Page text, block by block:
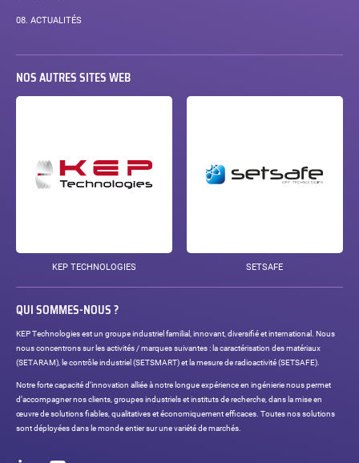
08. ACTUALITÉS
NOS AUTRES SITES WEB
KEP TECHNOLOGIES SETSAFE
QUI SOMMES-NOUS ?
KEP Technologies est un groupe industriel familial, innovant, diversifié et international. Nous
nous concentrons sur les activités / marques suivantes : la caractérisation des matériaux
(SETARAM), le contrôle industriel (SETSMART) et la mesure de radioactivité (SETSAFE).
Notre forte capacité d’innovation alliée à notre longue expérience en ingénierie nous permet
d’accompagner nos clients, groupes industriels et instituts de recherche, dans la mise en
œuvre de solutions fiables, qualitatives et économiquement efficaces. Toutes nos solutions
sont déployées dans le monde entier sur une variété de marchés.